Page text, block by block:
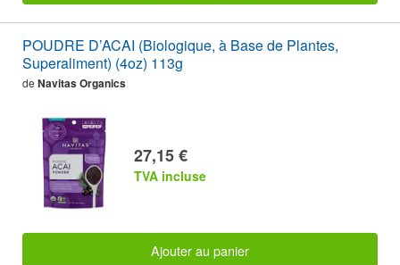
POUDRE D’ACAI (Biologique, à Base de Plantes,
Superaliment) (4oz) 113g
de Navitas Organics
27,15 €
TVA incluse
Ajouter au panier